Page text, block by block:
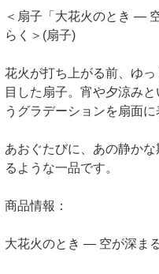
＜扇子「大花火のとき ―
らく＞(扇子)
花火が打ち上がる前、ゆ
目した扇子。宵や夕涼み
うグラデーションを扇面に
あおぐたびに、あの静か
るような一品です。
商品情報：
大花火のとき ― 空が深